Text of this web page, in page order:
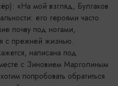
«На мой взгляд, Булгаков
его героями часто
почву под ногами,
с прежней жизнью.
написана под
с Зиновием Марголиным
попробовать обратиться